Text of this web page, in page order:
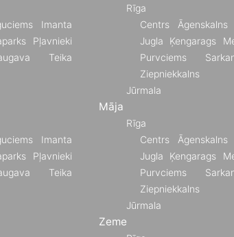
Imanta
Pļavnieki
Teika
Imanta
Pļavnieki
Teika
Rīga
Centrs
Āgenskalns
Jugla
Ķengarags
Purvciems
Ziepniekkalns
Jūrmala
Māja
Rīga
Centrs
Āgenskalns
Jugla
Ķengarags
Purvciems
Ziepniekkalns
Jūrmala
Zeme